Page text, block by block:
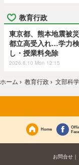
教育行政
東京都、熊本地震被
都立高受入れ…学力
し・授業料免除
2026.8.10 Mon 12:15
ホーム › 教育行政 › 文部科
Home
お問合せ